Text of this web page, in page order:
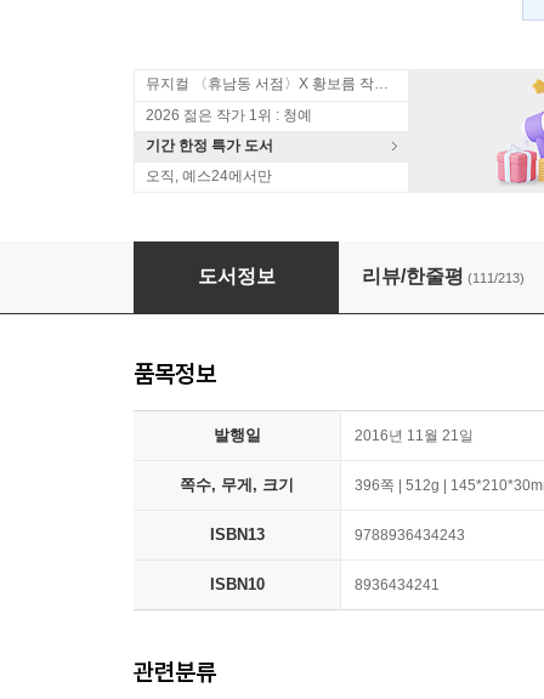
뮤지컬 〈휴남동 서점〉X 황보름 작가 북토크
2026 젊은 작가 1위 : 청예
기간 한정 특가 도서
오직, 예스24에서만
피프티 피플
도서정보 리뷰/한줄평 (111/213)
품목정보
발행일 2016년 11월 21일
쪽수, 무게, 크기 396쪽 | 512g |
ISBN13 9788936434243
ISBN10 8936434241
관련분류